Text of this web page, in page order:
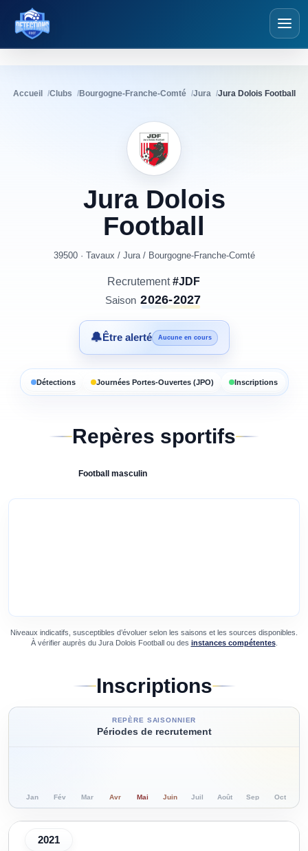
Détections Foot
Accueil Clubs Bourgogne-Franche-Comté Jura Jura Dolois Football
Jura Dolois
Football
39500 · Tavaux / Jura/ Bourgogne-Franche-Comté
Recrutement#JDF
Saison 2026-2027
🔔Être alerté Aucune en cours
Détections Journées Portes-Ouvertes (JPO) Inscriptions
Repères sportifs
Football masculin
Niveaux indicatifs, susceptibles d’évoluer selon les saisons et les sources disponibles.
À vérifier auprès du Jura Dolois Footballou des instances compétentes.
Inscriptions
REPÈRE SAISONNIER
Périodes de recrutement
Jan Fév Mar Avr Mai Juin Juil Août Sep Oct
2021